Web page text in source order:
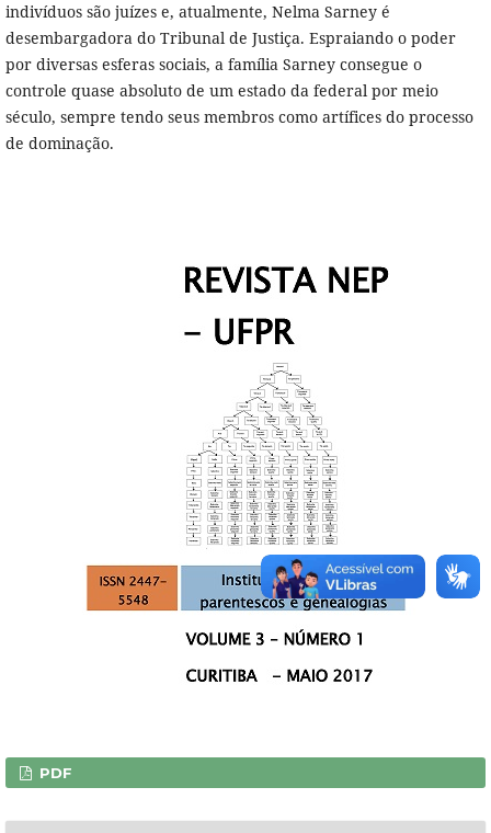
indivíduos são juízes e, atualmente, Nelma Sarney é
desembargadora do Tribunal de Justiça. Espraiando o poder
por diversas esferas sociais, a família Sarney consegue o
controle quase absoluto de um estado da federal por meio
século, sempre tendo seus membros como artífices do processo
de dominação.
PDF